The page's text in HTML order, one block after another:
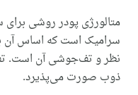
متالورژی پودر روشی
سرامیک است که اساس آن
نظر و تف‌جوشی آن است.
ذوب صورت می‌‌پذیرد.